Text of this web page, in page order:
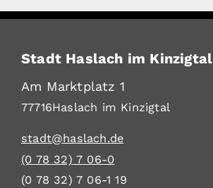
Stadt Haslach im Kinzigtal
Am Marktplatz 1
77716Haslach im Kinzigtal
stadt@haslach.de
(0 78 32) 7 06-0
(0 78 32) 7 06-1 19